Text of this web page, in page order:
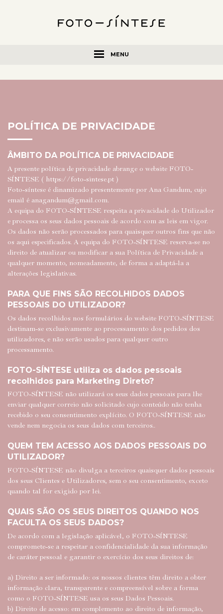
MENU
POLÍTICA DE PRIVACIDADE
ÂMBITO DA POLÍTICA DE PRIVACIDADE
A presente política de privacidade abrange o website FOTO-
SÍNTESE ( https://foto-sintese.pt )
Foto-síntese é dinamizado presentemente por Ana Gandum, cujo
email é anagandum@gmail.com.
A equipa do FOTO-SÍNTESE respeita a privacidade do Utilizador
e processa os seus dados pessoais de acordo com as leis em vigor.
Os dados não serão processados para quaisquer outros fins que não
os aqui especificados. A equipa do FOTO-SÍNTESE reserva-se no
direito de atualizar ou modificar a sua Política de Privacidade a
qualquer momento, nomeadamente, de forma a adaptá-la a
alterações legislativas.
PARA QUE FINS SÃO RECOLHIDOS DADOS
PESSOAIS DO UTILIZADOR?
Os dados recolhidos nos formulários do website FOTO-SÍNTESE
destinam-se exclusivamente ao processamento dos pedidos dos
utilizadores, e não serão usados para qualquer outro
processamento.
FOTO-SÍNTESE utiliza os dados pessoais
recolhidos para Marketing Direto?
FOTO-SÍNTESE não utilizará os seus dados pessoais para lhe
enviar qualquer correio não solicitado cujo conteúdo não tenha
recebido o seu consentimento explícito. O FOTO-SÍNTESE não
vende nem negocia os seus dados com terceiros..
QUEM TEM ACESSO AOS DADOS PESSOAIS DO
UTILIZADOR?
FOTO-SÍNTESE não divulga a terceiros quaisquer dados pessoais
dos seus Clientes e Utilizadores, sem o seu consentimento, exceto
quando tal for exigido por lei.
QUAIS SÃO OS SEUS DIREITOS QUANDO NOS
FACULTA OS SEUS DADOS?
De acordo com a legislação aplicável, o FOTO-SÍNTESE
compromete-se a respeitar a confidencialidade da sua informação
de caráter pessoal e garantir o exercício dos seus direitos de:
a) Direito a ser informado: os nossos clientes têm direito a obter
informação clara, transparente e compreensível sobre a forma
como o FOTO-SÍNTESE usa os seus Dados Pessoais.
b) Direito de acesso: em complemento ao direito de informação,